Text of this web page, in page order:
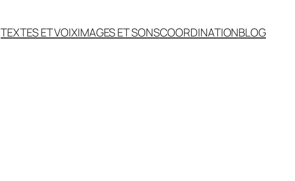
TEXTES ET VOIXIMAGES ET SONSCOORDINATIONBLOG